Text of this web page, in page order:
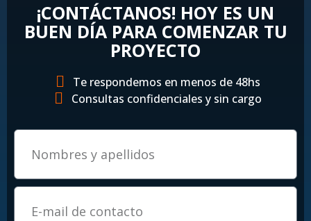
¡CONTÁCTANOS! HOY ES UN
BUEN DÍA PARA COMENZAR TU
PROYECTO
Te respondemos en menos de 48hs
Consultas confidenciales y sin cargo
Email